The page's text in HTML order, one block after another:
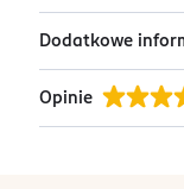
Uwaga:
Produkt
jest losowo.
Dodatkowe
OSTRZEŻENIA
Ostrzeżenie!
Opinie